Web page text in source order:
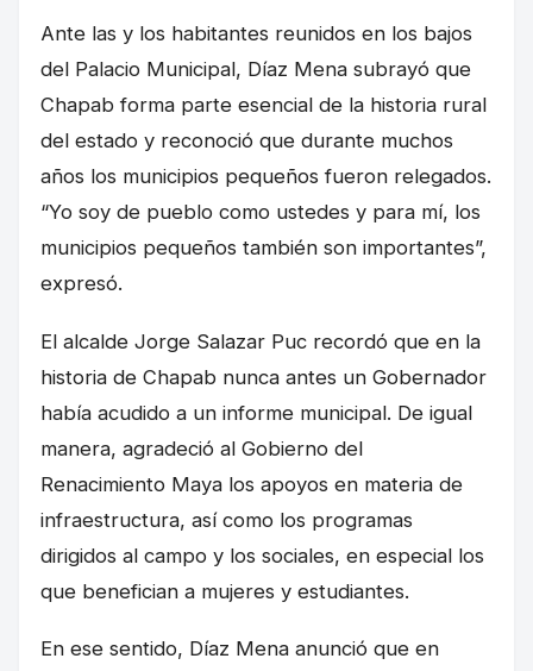
Ante las y los habitantes reunidos en los bajos
del Palacio Municipal, Díaz Mena subrayó que
Chapab forma parte esencial de la historia rural
del estado y reconoció que durante muchos
años los municipios pequeños fueron relegados.
“Yo soy de pueblo como ustedes y para mí, los
municipios pequeños también son importantes”,
expresó.
El alcalde Jorge Salazar Puc recordó que en la
historia de Chapab nunca antes un Gobernador
había acudido a un informe municipal. De igual
manera, agradeció al Gobierno del
Renacimiento Maya los apoyos en materia de
infraestructura, así como los programas
dirigidos al campo y los sociales, en especial los
que benefician a mujeres y estudiantes.
En ese sentido, Díaz Mena anunció que en